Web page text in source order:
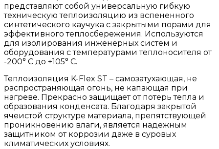
представляют собой универсальную гибкую
техническую теплоизоляцию из вспененного
синтетического каучука с закрытыми порами для
эффективного теплосбережения. Используются
для изолирования инженерных систем и
оборудования с температурами теплоносителя от
-200° С до +105° С.
Теплоизоляция K-Flex ST – самозатухающая, не
распространяющая огонь, не капающая при
нагреве. Прекрасно защищает от потерь тепла и
образования конденсата. Благодаря закрытой
ячеистой структуре материала, препятствующей
проникновению влаги, является надежным
защитником от коррозии даже в суровых
климатических условиях.